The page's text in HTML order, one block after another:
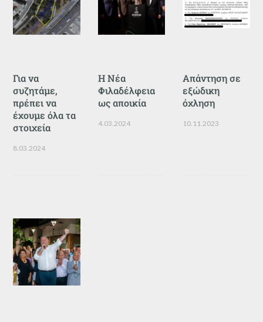
Για να
συζητάμε,
πρέπει να
έχουμε όλα τα
στοιχεία
8.03.2024
Η Νέα
Φιλαδέλφεια
ως αποικία
4.03.2024
Απάντηση σε
εξώδικη
όχληση
10.11.2023